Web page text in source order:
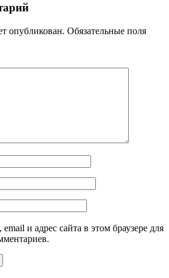
опубликован. Обязательные поля
и адрес сайта в этом браузере для